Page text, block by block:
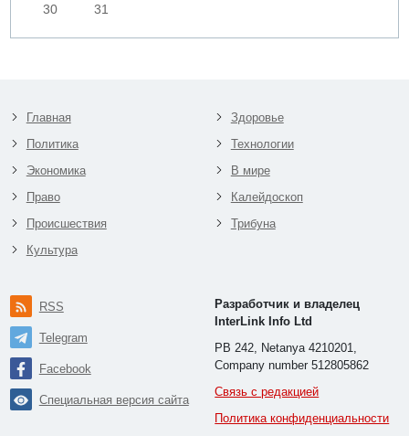
30
31
Главная
Политика
Экономика
Право
Происшествия
Культура
Здоровье
Технологии
В мире
Калейдоскоп
Трибуна
RSS
Telegram
Facebook
Специальная версия сайта
Разработчик и владелец
InterLink Info Ltd
PB 242, Netanya 4210201,
Company number 512805862
Связь с редакцией
Политика конфиденциальности